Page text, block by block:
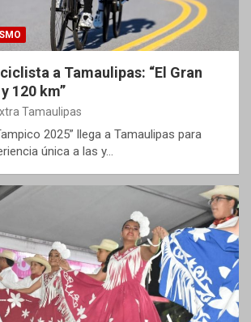
a Tamaulipas: “El Gran
120 km”
Tamaulipas
2025” llega a Tamaulipas para
única a las y…